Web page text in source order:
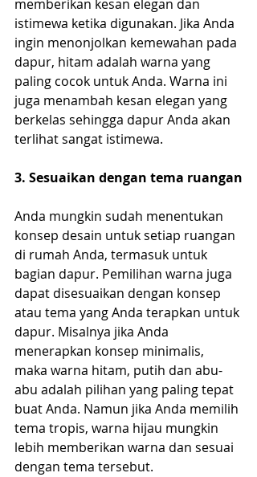
memberikan kesan elegan dan
istimewa ketika digunakan. Jika Anda
ingin menonjolkan kemewahan pada
dapur, hitam adalah warna yang
paling cocok untuk Anda. Warna ini
juga menambah kesan elegan yang
berkelas sehingga dapur Anda akan
terlihat sangat istimewa.
3. Sesuaikan dengan tema ruangan
Anda mungkin sudah menentukan
konsep desain untuk setiap ruangan
di rumah Anda, termasuk untuk
bagian dapur. Pemilihan warna juga
dapat disesuaikan dengan konsep
atau tema yang Anda terapkan untuk
dapur. Misalnya jika Anda
menerapkan konsep minimalis,
maka warna hitam, putih dan abu-
abu adalah pilihan yang paling tepat
buat Anda. Namun jika Anda memilih
tema tropis, warna hijau mungkin
lebih memberikan warna dan sesuai
dengan tema tersebut.